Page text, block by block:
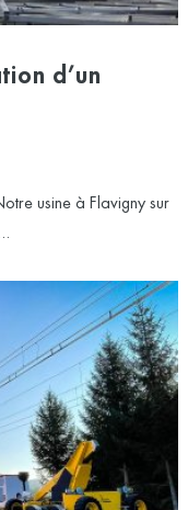
d’un
usine à Flavigny sur